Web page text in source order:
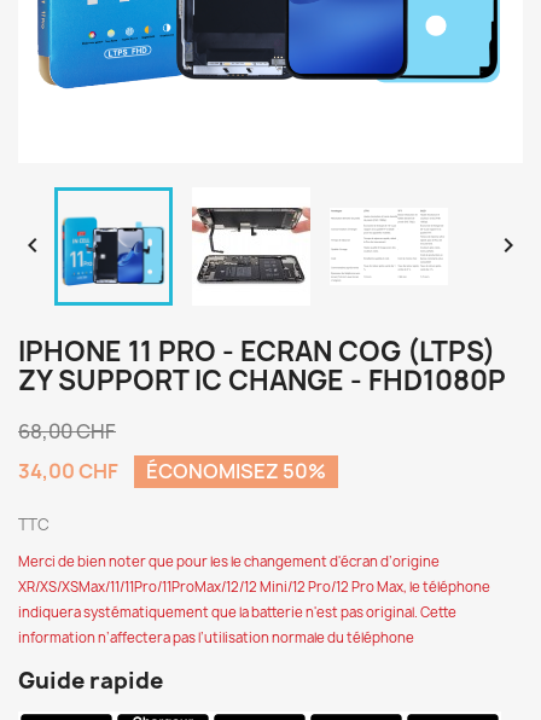
 
IPHONE 11 PRO - ECRAN COG (LTPS)
ZY SUPPORT IC CHANGE - FHD1080P
68,00 CHF
34,00 CHF
ÉCONOMISEZ 50%
TTC
Merci de bien noter que pour les le changement d'écran d’origine
XR/XS/XSMax/11/11Pro/11ProMax/12/12 Mini/12 Pro/12 Pro Max, le téléphone
indiquera systématiquement que la batterie n'est pas original. Cette
information n’affectera pas l’utilisation normale du téléphone
Guide rapide